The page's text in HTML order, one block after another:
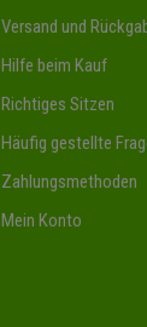
Versand und
Hilfe beim Kauf
Richtiges Sitzen
Häufig gestellte
Zahlungsmethoden
Mein Konto